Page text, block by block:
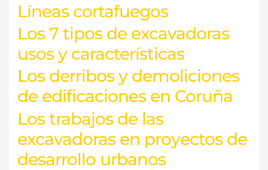
Líneas cortafuegos
Los 7 tipos de excavadoras
usos y características
Los derribos y demoliciones
de edificaciones en Coruña
Los trabajos de las
excavadoras en proyectos de
desarrollo urbanos